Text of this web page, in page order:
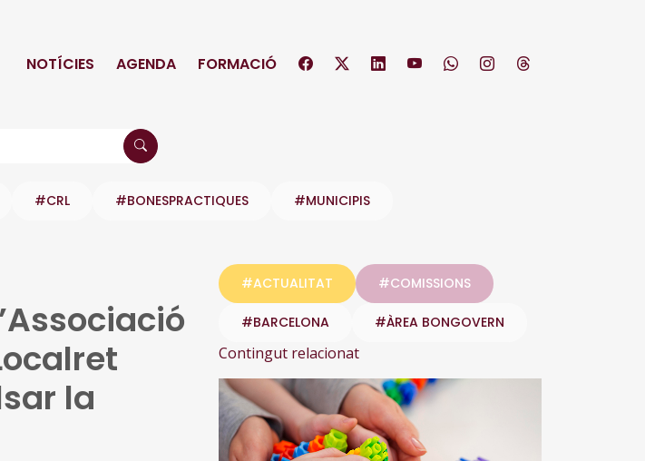
NOTÍCIES AGENDA FORMACIÓ
#CRL #BONESPRACTIQUES #MUNICIPIS
la
#ACTUALITAT #COMISSIONS
#BARCELONA #ÀREA BONGOVERN
Contingut relacionat